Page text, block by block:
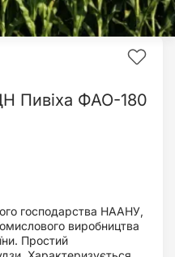
Пивіха ФАО-180
господарства НААНУ,
виробництва
Простий